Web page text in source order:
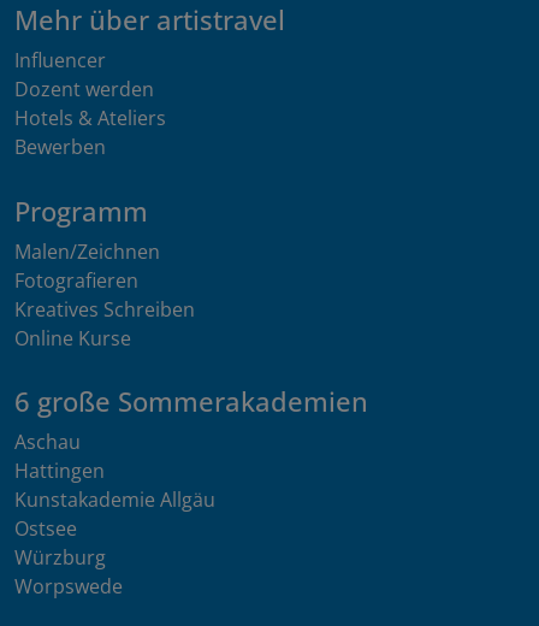
Mehr über artistravel
Influencer
Dozent werden
Hotels & Ateliers
Bewerben
Programm
Malen/Zeichnen
Fotografieren
Kreatives Schreiben
Online Kurse
6 große Sommerakademien
Aschau
Hattingen
Kunstakademie Allgäu
Ostsee
Würzburg
Worpswede